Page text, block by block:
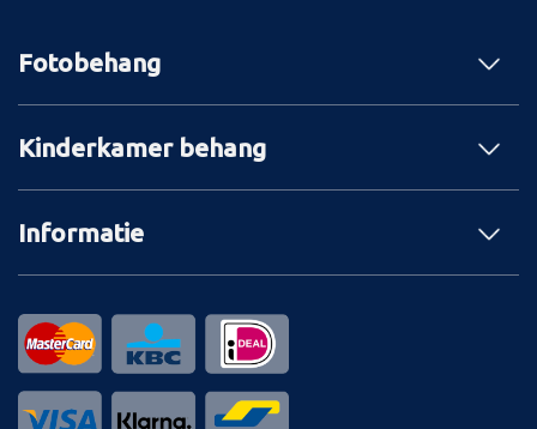
Fotobehang
Kinderkamer behang
Informatie